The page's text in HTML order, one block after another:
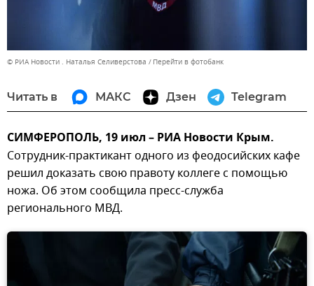
© РИА Новости . Наталья Селиверстова Перейти в фотобанк
Читать в МАКС Дзен Telegram
СИМФЕРОПОЛЬ, 19 июл – РИА Новости Крым.
Сотрудник-практикант одного из феодосийских кафе
решил доказать свою правоту коллеге с помощью
ножа. Об этом сообщила пресс-служба
регионального МВД.